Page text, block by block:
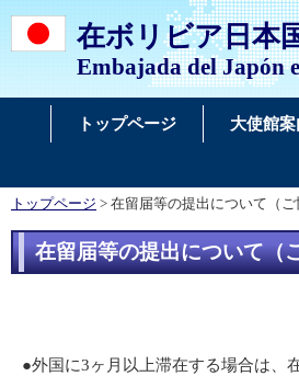
在ボリビア日本
Embajada del Japón
トップページ 大使館案
トップページ > 在留届等の提出について（ご
在留届等の提出について（
●外国に3ヶ月以上滞在する場合は、